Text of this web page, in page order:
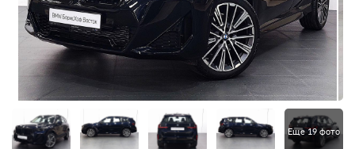
Еще 19 фото